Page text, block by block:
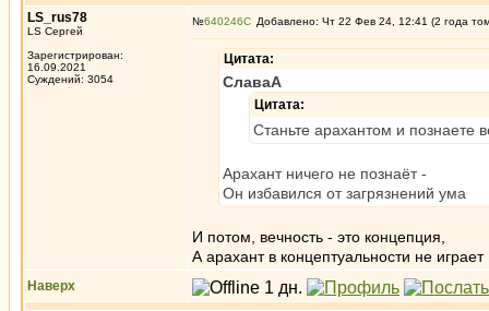
LS_rus78
LS Сергей
Зарегистрирован:
16.09.2021
Суждений: 3054
№640246 Добавлено: Чт 22 Фев 24, 12:41 (2 года
Цитата:
СлаваА
Цитата:
Станьте арахантом и познаете
Арахант ничего не познаёт -
Он избавился от загрязнений ума
И потом, вечность - это концепция,
А арахант в концептуальности не играет
Наверх